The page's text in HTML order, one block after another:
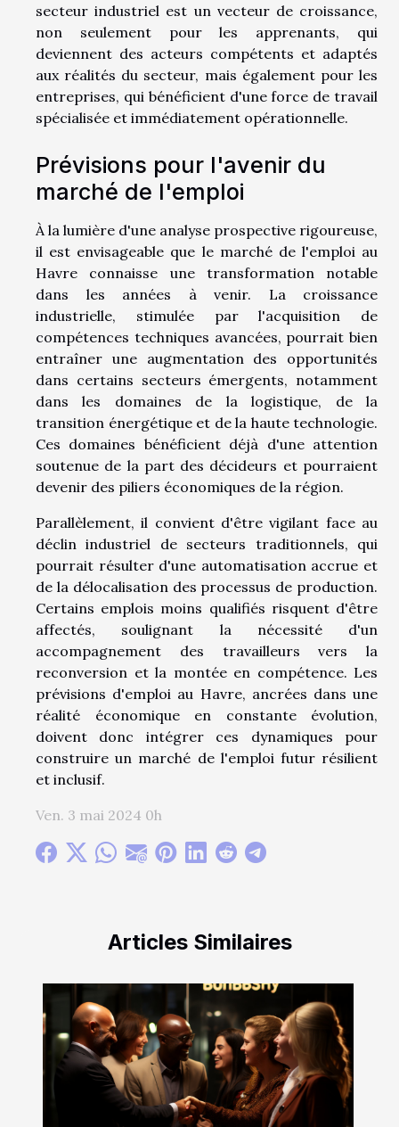
Articles Similaires
secteur industriel est un vecteur de croissance,
non seulement pour les apprenants, qui
deviennent des acteurs compétents et adaptés
aux réalités du secteur, mais également pour les
entreprises, qui bénéficient d'une force de travail
spécialisée et immédiatement opérationnelle.
Prévisions pour l'avenir du
marché de l'emploi
À la lumière d'une analyse prospective rigoureuse,
il est envisageable que le marché de l'emploi au
Havre connaisse une transformation notable
dans les années à venir. La croissance
industrielle, stimulée par l'acquisition de
compétences techniques avancées, pourrait bien
entraîner une augmentation des opportunités
dans certains secteurs émergents, notamment
dans les domaines de la logistique, de la
transition énergétique et de la haute technologie.
Ces domaines bénéficient déjà d'une attention
soutenue de la part des décideurs et pourraient
devenir des piliers économiques de la région.
Parallèlement, il convient d'être vigilant face au
déclin industriel de secteurs traditionnels, qui
pourrait résulter d'une automatisation accrue et
de la délocalisation des processus de production.
Certains emplois moins qualifiés risquent d'être
affectés, soulignant la nécessité d'un
accompagnement des travailleurs vers la
reconversion et la montée en compétence. Les
prévisions d'emploi au Havre, ancrées dans une
réalité économique en constante évolution,
doivent donc intégrer ces dynamiques pour
construire un marché de l'emploi futur résilient
et inclusif.
Ven. 3 mai 2024 0h